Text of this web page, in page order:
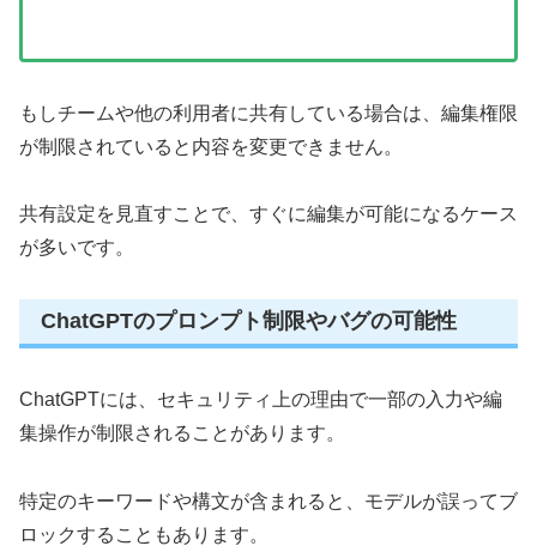
もしチームや他の利用者に共有している場合は、編集権限
が制限されていると内容を変更できません。
共有設定を見直すことで、すぐに編集が可能になるケース
が多いです。
ChatGPTのプロンプト制限やバグの可能性
ChatGPTには、セキュリティ上の理由で一部の入力や編
集操作が制限されることがあります。
特定のキーワードや構文が含まれると、モデルが誤ってブ
ロックすることもあります。